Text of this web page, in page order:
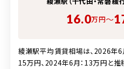
16.0万円〜
綾瀬駅平均賃貸相場は、2026年6
15万円、2024年6月：13万円と推